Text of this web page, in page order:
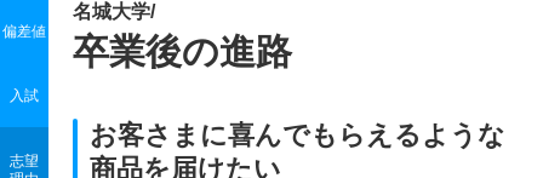
偏差値
入試
志望
名城大学/
卒業後の進路
お客さまに喜んでもらえるような
商品を届けたい